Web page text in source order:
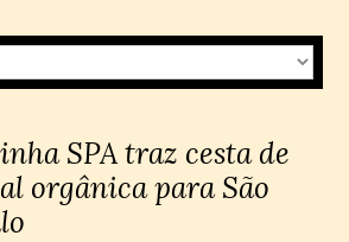
SPA traz cesta de
orgânica para São